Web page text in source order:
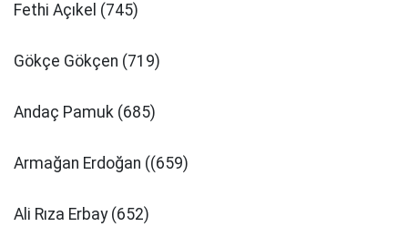
Fethi Açıkel (745)
Gökçe Gökçen (719)
Andaç Pamuk (685)
Armağan Erdoğan ((659)
Ali Rıza Erbay (652)